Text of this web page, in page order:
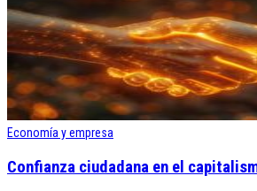
Economía y empresa
Confianza ciudadana en el